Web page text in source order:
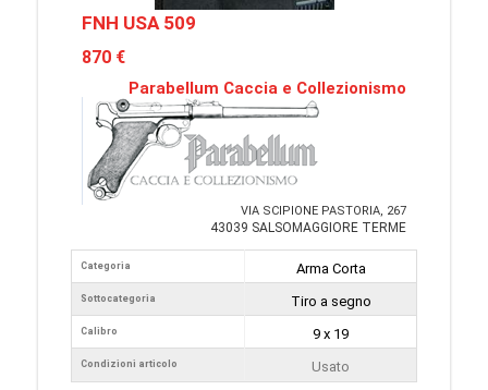
FNH USA 509
870 €
Parabellum Caccia e Collezionismo
VIA SCIPIONE PASTORIA, 267
43039 SALSOMAGGIORE TERME
Categoria
Sottocategoria
Calibro
Condizioni articolo
Arma Corta
Tiro a segno
9 x 19
Usato